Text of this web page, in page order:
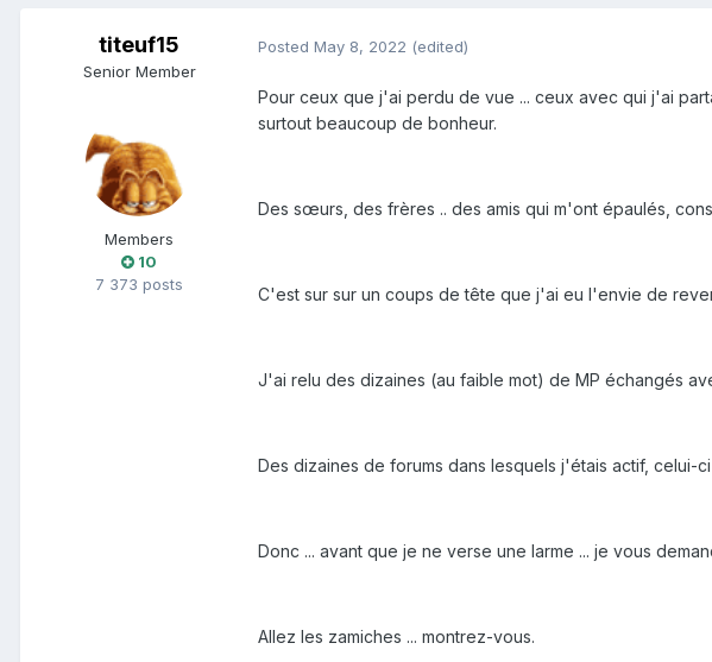
titeuf15
Senior Member
Members
10
7 373 posts
Posted May 8, 2022 (edited)
Pour ceux que j'ai perdu de vue ... ceux avec qui j'ai
surtout beaucoup de bonheur.
Des sœurs, des frères .. des amis qui m'ont épaulés,
C'est sur sur un coups de tête que j'ai eu l'envie de
J'ai relu des dizaines (au faible mot) de MP échangés
Des dizaines de forums dans lesquels j'étais actif, celui-
Donc ... avant que je ne verse une larme ... je vous
Allez les zamiches ... montrez-vous.